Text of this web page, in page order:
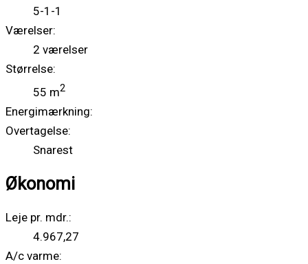
5-1-1
Værelser:
2 værelser
Størrelse:
55 m2
Energimærkning:
Overtagelse:
Snarest
Økonomi
Leje pr. mdr.:
4.967,27
A/c varme: